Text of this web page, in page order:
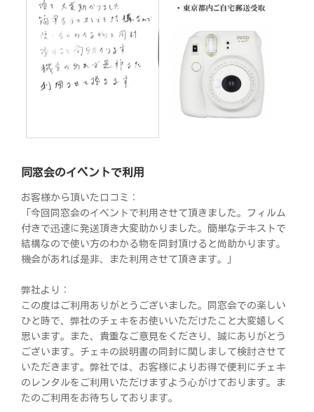
同窓会のイベントで利用
お客様から頂いた口コミ：
「今回同窓会のイベントで利用させて頂きました。フィルム
付きで迅速に発送頂き大変助かりました。簡単なテキストで
結構なので使い方のわかる物を同封頂けると尚助かります。
機会があれば是非、また利用させて頂きます。」
弊社より：
この度はご利用ありがとうございました。同窓会での楽しい
ひと時で、弊社のチェキをお使いいただけたこと大変嬉しく
思います。また、貴重なご意見をくださり、誠にありがとう
ございます。チェキの説明書の同封に関しまして検討させて
いただきます。弊社では、お客様によりお得で便利にチェキ
のレンタルをご利用いただけますよう心がけております。ま
たのご利用をお待ちしております。